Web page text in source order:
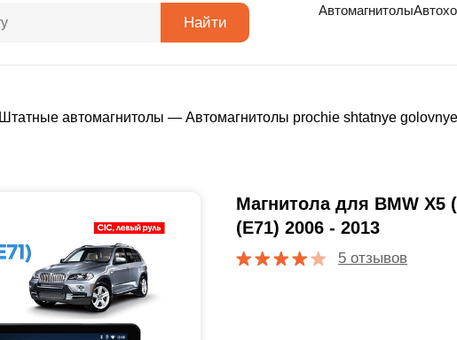
Найти
Автомагнитолы
Штатные автомагнитолы — Автомагнитолы prochie shtatnye
Магнитола для BMW X5
(E71) 2006 - 2013
5 отзывов